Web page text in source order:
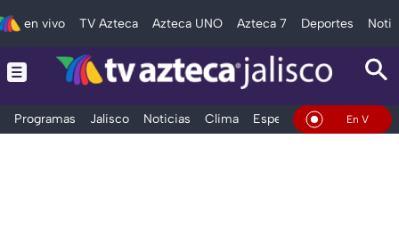
en vivo TV Azteca Azteca UNO Azteca 7 Deportes
Programas Jalisco Noticias Clima Espectáculos Deportes
En Vivo